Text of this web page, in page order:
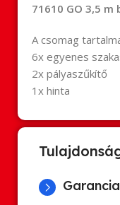
71610 GO 3,5
A csomag
6x egyenes
2x pályaszűkítő
1x hinta
Garancia